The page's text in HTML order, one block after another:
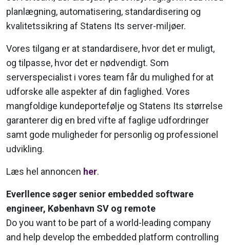
planlægning, automatisering, standardisering og
kvalitetssikring af Statens Its server-miljøer.
Vores tilgang er at standardisere, hvor det er muligt,
og tilpasse, hvor det er nødvendigt. Som
serverspecialist i vores team får du mulighed for at
udforske alle aspekter af din faglighed. Vores
mangfoldige kundeportefølje og Statens Its størrelse
garanterer dig en bred vifte af faglige udfordringer
samt gode muligheder for personlig og professionel
udvikling.
Læs hel annoncen her.
Everllence søger senior embedded software
engineer, København SV og remote
Do you want to be part of a world-leading company
and help develop the embedded platform controlling